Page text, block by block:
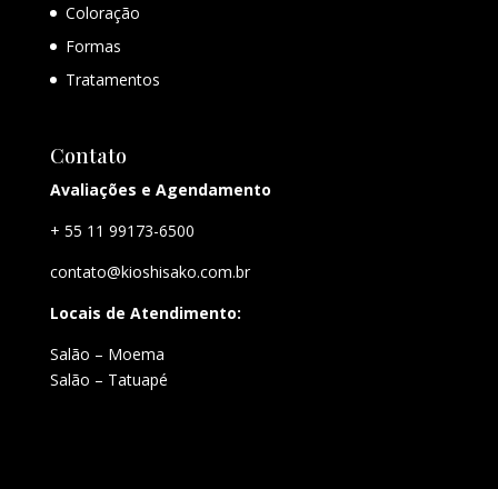
Coloração
Formas
Tratamentos
Contato
Avaliações e Agendamento
+ 55 11 99173-6500
contato@kioshisako.com.br
Locais de Atendimento:
Salão – Moema
Salão – Tatuapé